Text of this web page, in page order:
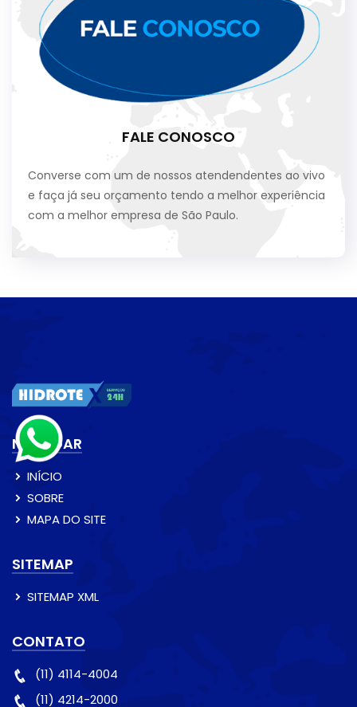
FALE CONOSCO
Converse com um de nossos atendendentes ao vivo
e faça já seu orçamento tendo a melhor experiência
com a melhor empresa de São Paulo.
NAVEGAR
INÍCIO
SOBRE
MAPA DO SITE
SITEMAP
SITEMAP XML
CONTATO
(11) 4114-4004
(11) 4214-2000